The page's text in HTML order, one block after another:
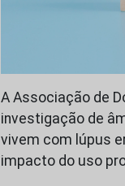
A Associação de
investigação de
vivem com lúpus
impacto do uso